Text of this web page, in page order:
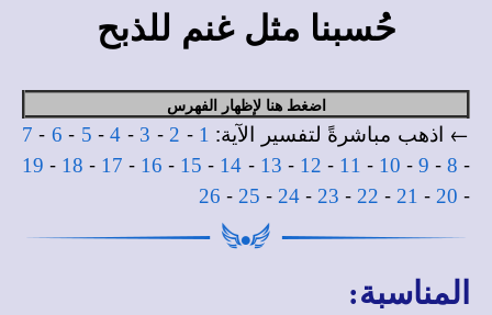
حُسبنا مثل غنم للذبح
اضغط هنا لإظهار الفهرس
← اذهب مباشرةً لتفسير الآية: 1
-
2
-
3
-
4
-
5
-
6
-
7
-
8
-
9
-
10
-
11
-
12
-
13
-
14
-
15
-
16
-
17
-
18
-
19
-
20
-
21
-
22
-
23
-
24
-
25
-
26
المناسبة: